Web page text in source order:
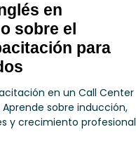
en
sobre el
para
en un Call Center
sobre inducción,
y crecimiento profesional